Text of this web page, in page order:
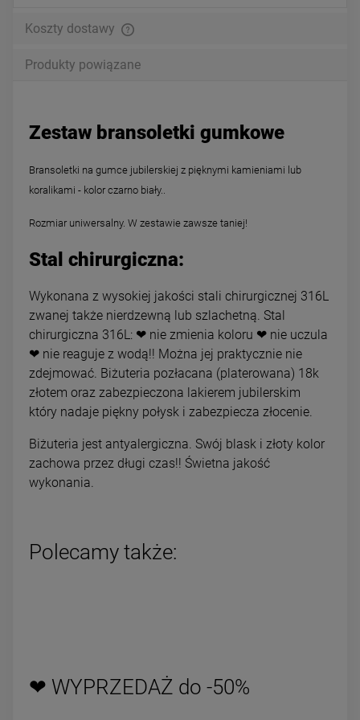
Koszty dostawy
Produkty powiązane
Zestaw bransoletki gumkowe
Bransoletki na gumce jubilerskiej z pięknymi kamieniami lub
koralikami - kolor czarno biały..
Rozmiar uniwersalny. W zestawie zawsze taniej!
Stal chirurgiczna:
Wykonana z wysokiej jakości stali chirurgicznej 316L
zwanej także nierdzewną lub szlachetną. Stal
chirurgiczna 316L: ❤ nie zmienia koloru ❤ nie uczula
❤ nie reaguje z wodą!! Można jej praktycznie nie
zdejmować. Biżuteria pozłacana (platerowana) 18k
złotem oraz zabezpieczona lakierem jubilerskim
który nadaje piękny połysk i zabezpiecza złocenie.
Biżuteria jest antyalergiczna. Swój blask i złoty kolor
zachowa przez długi czas!! Świetna jakość
wykonania.
Polecamy także:
❤ WYPRZEDAŻ do -50%